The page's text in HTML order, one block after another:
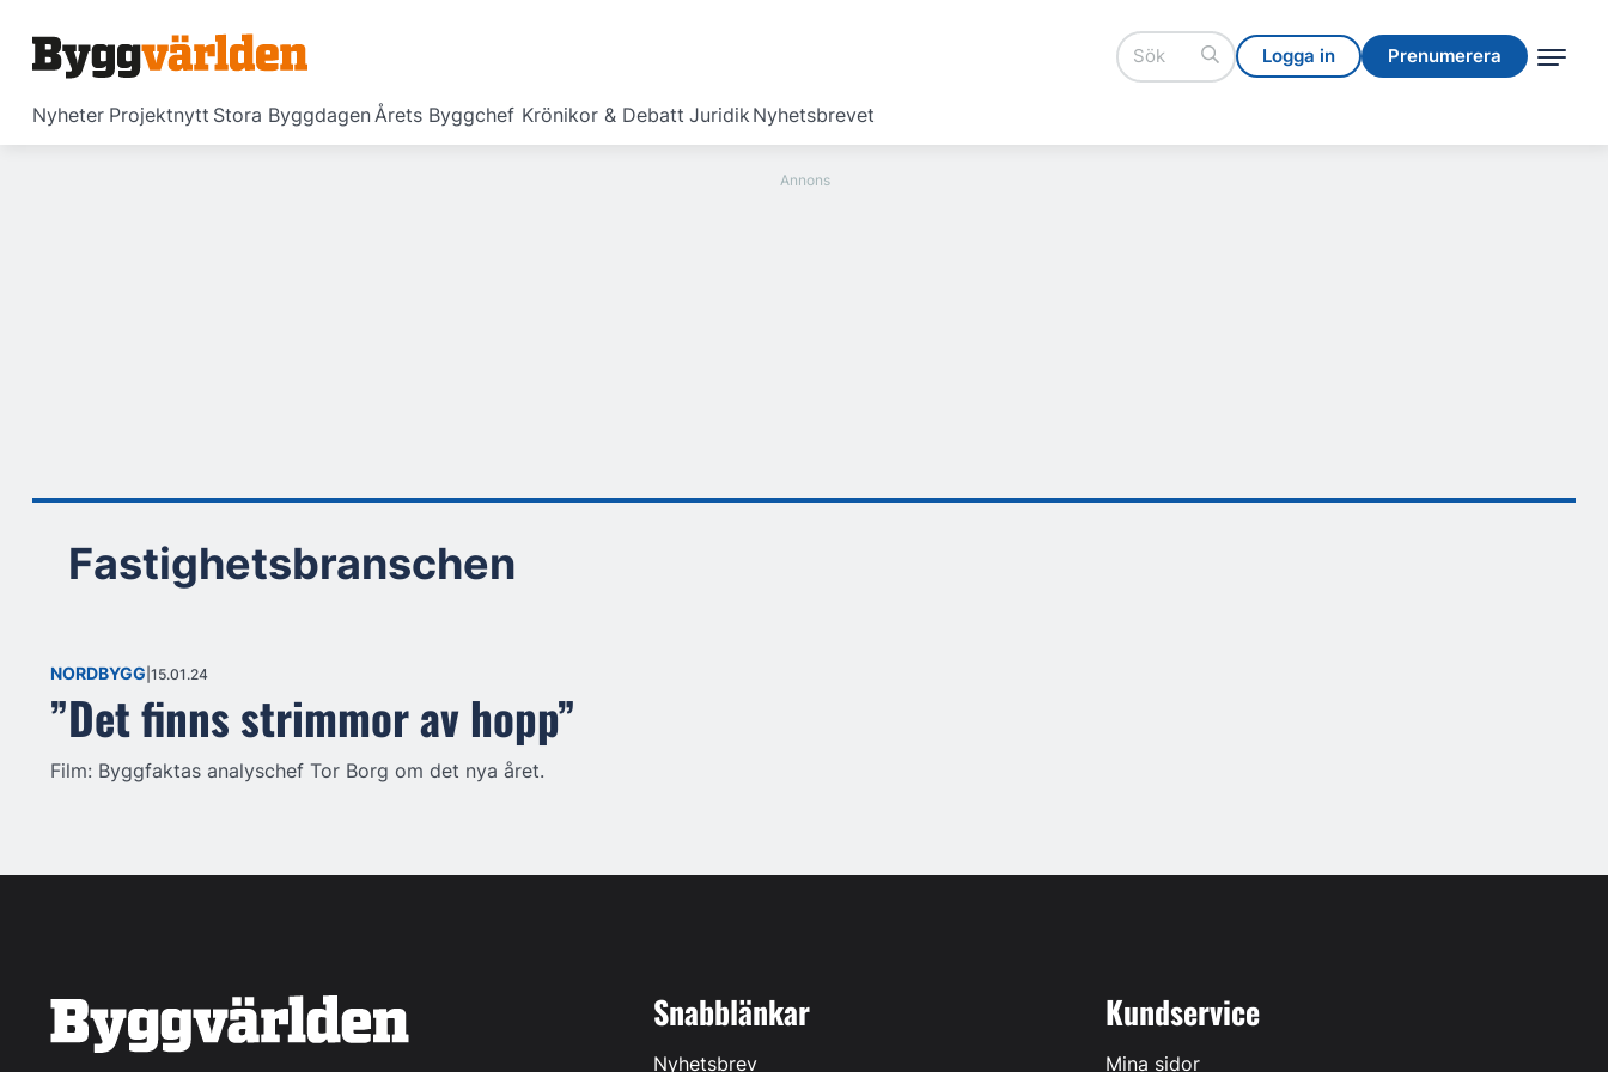
Logga in Prenumerera
Nyheter Projektnytt Stora ByggdagenÅrets Byggchef Krönikor & Debatt JuridikNyhetsbrevet
Logga in Prenumerera
Fastighetsbranschen
NORDBYGG 15.01.24
”Det finns strimmor av hopp”
Film: Byggfaktas analyschef Tor Borg om det nya året.
Snabblänkar
Nyhetsbrev
Kundservice
Mina sidor